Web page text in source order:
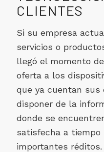
CLIENTES
Si su empresa
servicios o
llegó el momento
oferta a los
que ya cuentan sus
disponer de la
donde se
satisfecha a tiempo
importantes réditos.